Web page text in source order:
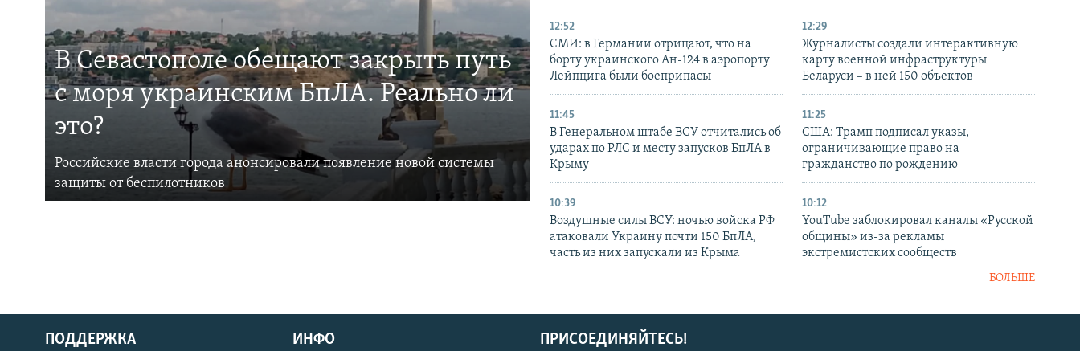
В Севастополе обещают закрыть путь
с моря украинским БпЛА. Реально ли
это?
Российские власти города анонсировали появление новой системы
защиты от беспилотников
12:52
СМИ: в Германии отрицают, что на
борту украинского Ан-124 в аэропорту
Лейпцига были боеприпасы
12:29
Журналисты создали интерактивную
карту военной инфраструктуры
Беларуси – в ней 150 объектов
11:45
В Генеральном штабе ВСУ отчитались об
ударах по РЛС и месту запусков БпЛА в
Крыму
11:25
США: Трамп подписал указы,
ограничивающие право на
гражданство по рождению
10:39
Воздушные силы ВСУ: ночью войска РФ
атаковали Украину почти 150 БпЛА,
часть из них запускали из Крыма
10:12
YouTube заблокировал каналы «Русской
общины» из-за рекламы
экстремистских сообществ
БОЛЬШЕ
ПРИСОЕДИНЯЙТЕСЬ!
ПОДДЕРЖКА ИНФО